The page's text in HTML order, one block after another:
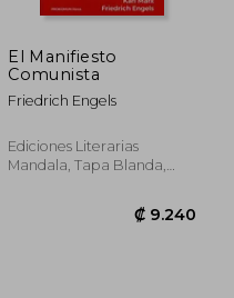
El Manifiesto
Comunista
Friedrich Engels
Ediciones Literarias
Mandala, Tapa Blanda,